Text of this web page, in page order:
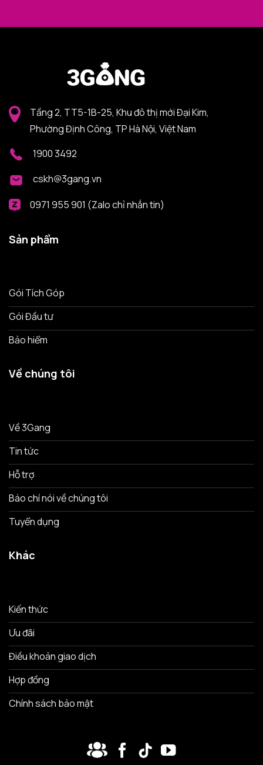
Tầng 2, TT5-1B-25, Khu đô thị mới Đại Kim,
Phường Định Công, TP Hà Nội, Việt Nam
1900 3492
cskh@3gang.vn
0971 955 901 (Zalo chỉ nhắn tin)
Sản phẩm
Gói Tích Góp
Gói Đầu tư
Bảo hiểm
Về chúng tôi
Về 3Gang
Tin tức
Hỗ trợ
Báo chí nói về chúng tôi
Tuyển dụng
Khác
Kiến thức
Ưu đãi
Điều khoản giao dịch
Hợp đồng
Chính sách bảo mật